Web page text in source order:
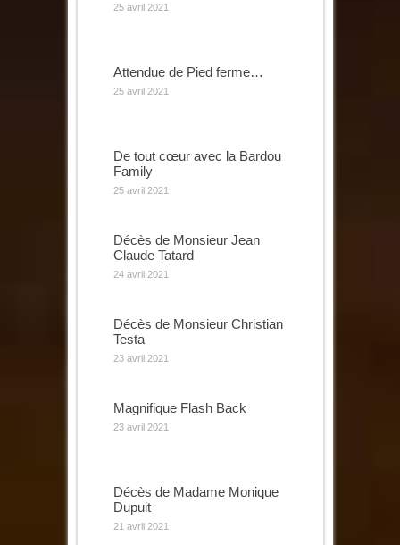
25 avril 2021
Attendue de Pied ferme…
25 avril 2021
De tout cœur avec la Bardou
Family
25 avril 2021
Décès de Monsieur Jean
Claude Tatard
24 avril 2021
Décès de Monsieur Christian
Testa
23 avril 2021
Magnifique Flash Back
23 avril 2021
Décès de Madame Monique
Dupuit
21 avril 2021